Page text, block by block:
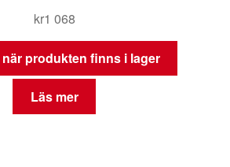
kr1 068
när produkten finns i lager
Läs mer